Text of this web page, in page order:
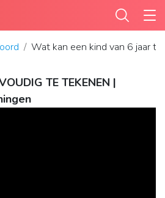
Wat kan een kind van 6 jaar
TE TEKENEN |